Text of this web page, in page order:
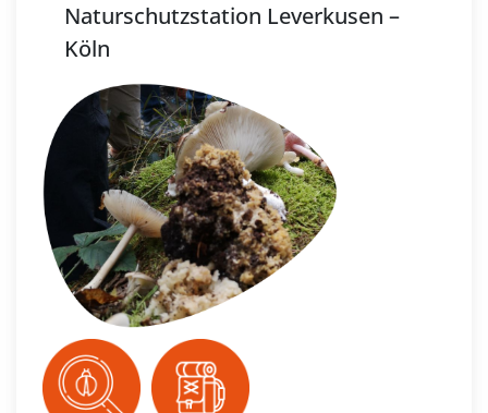
Naturschutzstation Leverkusen –
Köln